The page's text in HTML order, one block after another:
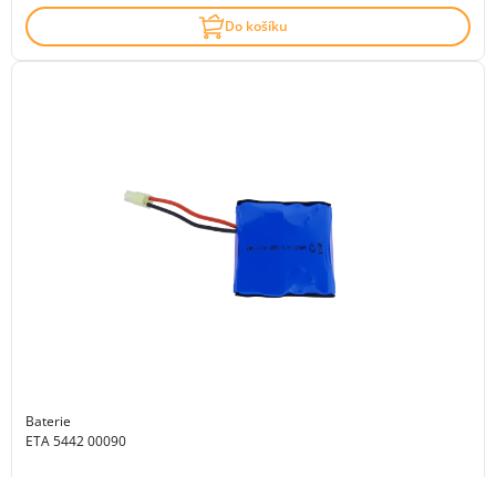
Do košíku
Baterie
ETA 5442 00090